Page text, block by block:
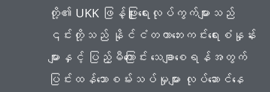
တို့၏ UKK ဖြန့်ဖြူးရေးလုပ်ကွက်များသည်
၎င်းတို့သည် နိုင်ငံတကာဘေးကင်းရေးစံနှုန်း
များနှင့် ပြည့်မီကြောင်း သေချာစေရန်အတွက်
ပြင်းထန်သောစမ်းသပ်မှုများ လုပ်ဆောင်နေ